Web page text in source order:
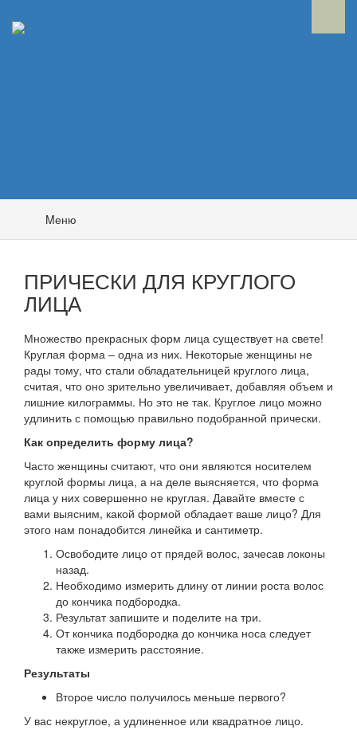
Mеню
ПРИЧЕСКИ ДЛЯ КРУГЛОГО
ЛИЦА
Множество прекрасных форм лица существует на свете!
Круглая форма – одна из них. Некоторые женщины не
рады тому, что стали обладательницей круглого лица,
считая, что оно зрительно увеличивает, добавляя объем и
лишние килограммы. Но это не так. Круглое лицо можно
удлинить с помощью правильно подобранной прически.
Как определить форму лица?
Часто женщины считают, что они являются носителем
круглой формы лица, а на деле выясняется, что форма
лица у них совершенно не круглая. Давайте вместе с
вами выясним, какой формой обладает ваше лицо? Для
этого нам понадобится линейка и сантиметр.
Освободите лицо от прядей волос, зачесав локоны
назад.
Необходимо измерить длину от линии роста волос
до кончика подбородка.
Результат запишите и поделите на три.
От кончика подбородка до кончика носа следует
также измерить расстояние.
Результаты
Второе число получилось меньше первого?
У вас некруглое, а удлиненное или квадратное лицо.